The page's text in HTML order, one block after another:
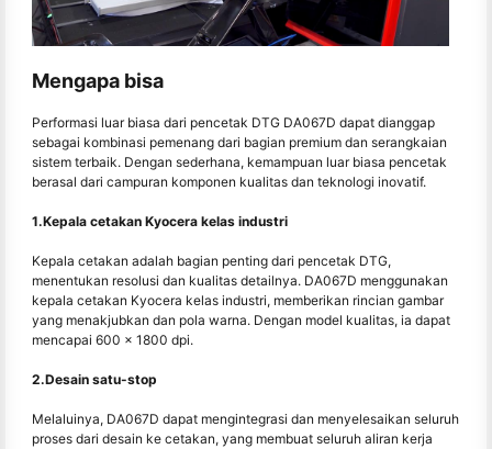
Mengapa bisa
Performasi luar biasa dari pencetak DTG DA067D dapat dianggap
sebagai kombinasi pemenang dari bagian premium dan serangkaian
sistem terbaik. Dengan sederhana, kemampuan luar biasa pencetak
berasal dari campuran komponen kualitas dan teknologi inovatif.
1.Kepala cetakan Kyocera kelas industri
Kepala cetakan adalah bagian penting dari pencetak DTG,
menentukan resolusi dan kualitas detailnya. DA067D menggunakan
kepala cetakan Kyocera kelas industri, memberikan rincian gambar
yang menakjubkan dan pola warna. Dengan model kualitas, ia dapat
mencapai 600 x 1800 dpi.
2.Desain satu-stop
Melaluinya, DA067D dapat mengintegrasi dan menyelesaikan seluruh
proses dari desain ke cetakan, yang membuat seluruh aliran kerja